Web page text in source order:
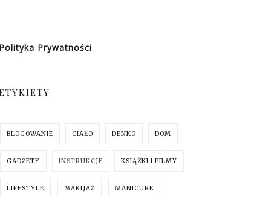
Polityka Prywatności
BLOGOWANIE CIAŁO DENKO DOM
GADŻETY INSTRUKCJE KSIĄŻKI I FILMY
LIFESTYLE MAKIJAŻ MANICURE